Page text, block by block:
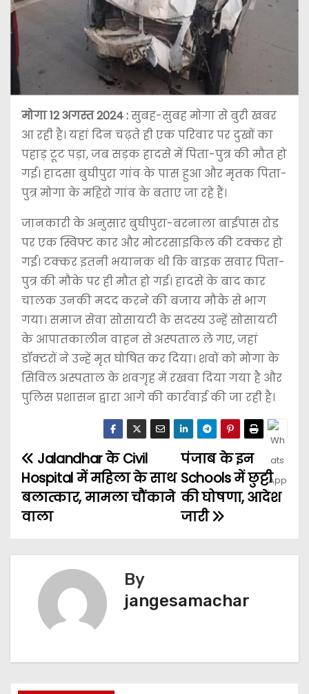
मोगा 12 अगस्त 2024 :सुबह-सुबह मोगा से बुरी खबर
आ रही है। यहां दिन चढ़ते ही एक परिवार पर दुखों का
पहाड़ टूट पड़ा, जब सड़क हादसे में पिता-पुत्र की मौत हो
गई। हादसा बुघीपुरा गांव के पास हुआ और मृतक पिता-
पुत्र मोगा के महिरो गांव के बताए जा रहे हैं।
जानकारी के अनुसार बुघीपुरा-बरनाला बाईपास रोड
पर एक स्विफ्ट कार और मोटरसाइकिल की टक्कर हो
गई। टक्कर इतनी भयानक थी कि बाइक सवार पिता-
पुत्र की मौके पर ही मौत हो गई। हादसे के बाद कार
चालक उनकी मदद करने की बजाय मौके से भाग
गया। समाज सेवा सोसायटी के सदस्य उन्हें सोसायटी
के आपातकालीन वाहन से अस्पताल ले गए, जहां
डॉक्टरों ने उन्हें मृत घोषित कर दिया। शवों को मोगा के
सिविल अस्पताल के शवगृह में रखवा दिया गया है और
पुलिस प्रशासन द्वारा आगे की कार्रवाई की जा रही है।
पंजाब के इन
Schools में छुट्टी
की घोषणा, आदेश
जारी
Jalandhar के Civil
Hospital में महिला के साथ
बलात्कार, मामला चौंकाने
वाला
By
jangesamachar